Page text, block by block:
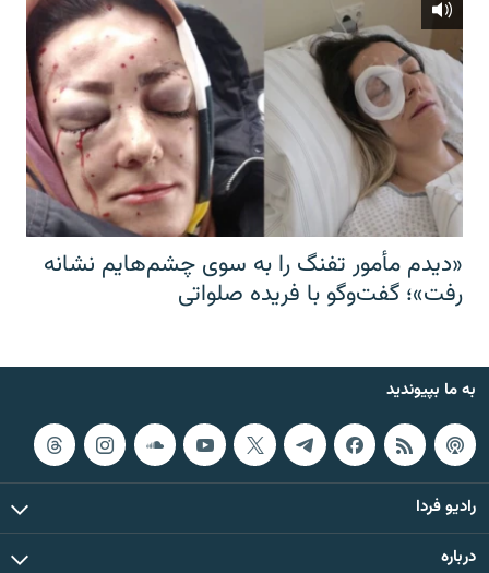
«دیدم مأمور تفنگ را به سوی چشم‌هایم نشانه
رفت»؛ گفت‌و‌گو با فریده صلواتی
به ما بپیوندید
رادیو فردا
درباره